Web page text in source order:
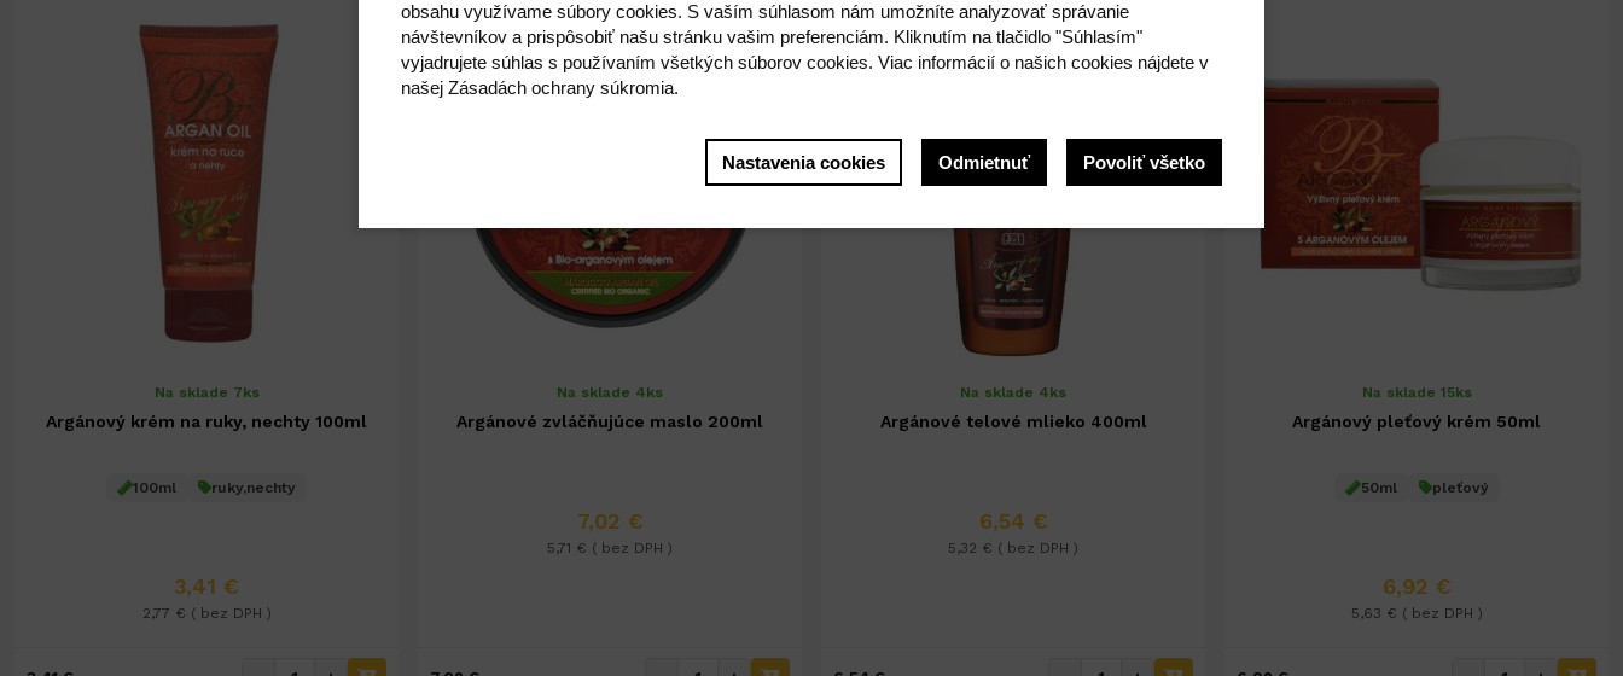
Na sklade 7ks
Argánový krém na ruky, nechty 100ml
100ml ruky,nechty
3,41 €
2,77 € ( bez DPH )
Na sklade 4ks
Argánové zvláčňujúce maslo 200ml
7,02 €
5,71 € ( bez DPH )
Na sklade 4ks
Argánové telové mlieko 400ml
6,54 €
5,32 € ( bez DPH )
Na sklade 15ks
Argánový pleťový krém 50ml
50ml pleťový
6,92 €
5,63 € ( bez DPH )
obsahu využívame súbory cookies. S vaším súhlasom nám umožníte analyzovať správanie
návštevníkov a prispôsobiť našu stránku vašim preferenciám. Kliknutím na tlačidlo "Súhlasím"
vyjadrujete súhlas s používaním všetkých súborov cookies. Viac informácií o našich cookies nájdete v
našej Zásadách ochrany súkromia.
Nastavenia cookies Odmietnuť Povoliť všetko